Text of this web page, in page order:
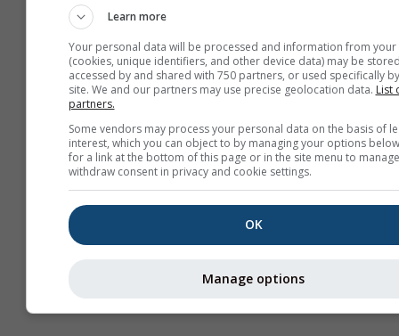
További információ
Learn more
Your personal data will be processed and information from your
(cookies, unique identifiers, and other device data) may be
accessed by and shared with 750 partners, or used specifically
site. We and our partners may use precise geolocation data. List
partners.
Some vendors may process your personal data on the basis of
interest, which you can object to by managing your options
for a link at the bottom of this page or in the site menu to
withdraw consent in privacy and cookie settings.
OK
Manage options